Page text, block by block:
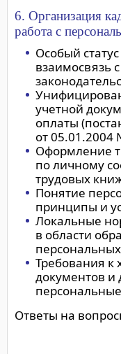
6. Организация
работа с
Особый
взаимосвязь
учетной
оплаты
от 05.01.2004
Оформление
по личному
трудовых
Понятие
принципы и
Локальные
в области
Требования к
документов и
Ответы на